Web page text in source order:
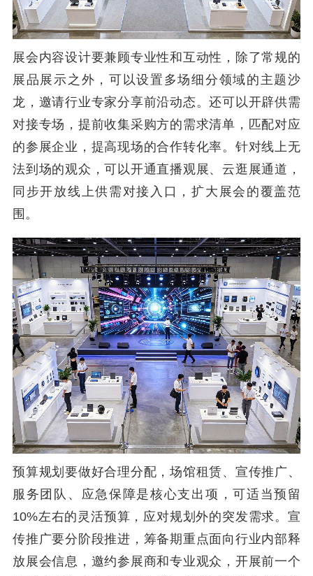
展会内容设计要兼顾专业性和互动性，除了常规的
展品展示之外，可以设置多场细分领域的主题沙
龙，邀请行业专家分享前沿动态。还可以开辟供需
对接专场，提前收集采购方的需求清单，匹配对应
的参展企业，提高现场的合作转化率。针对线上无
法到场的观众，可以开通直播观展、云逛展通道，
同步开放线上供需对接入口，扩大展会的覆盖范
围。
预算规划要做好合理分配，场馆租赁、宣传推广、
服务团队、应急保障是核心支出项，可适当预留
10%左右的灵活预算，应对规划外的突发需求。宣
传推广要分阶段推进，筹备期重点面向行业内部释
放展会信息，邀约参展商和专业观众，开展前一个